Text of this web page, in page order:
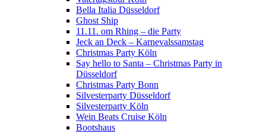
Bella Italia Düsseldorf
Ghost Ship
11.11. om Rhing – die Party
Jeck an Deck – Karnevalssamstag
Christmas Party Köln
Say hello to Santa – Christmas Party in
Düsseldorf
Christmas Party Bonn
Silvesterparty Düsseldorf
Silvesterparty Köln
Wein Beats Cruise Köln
Bootshaus